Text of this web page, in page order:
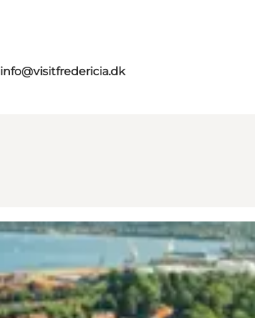
info@visitfredericia.dk